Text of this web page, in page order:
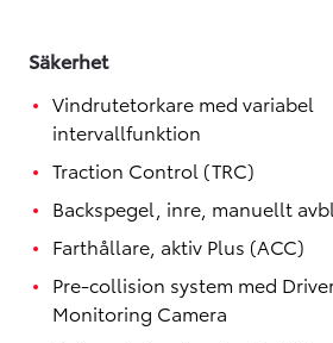
Säkerhet
Vindrutetorkare med variabel
intervallfunktion
Traction Control (TRC)
Backspegel, inre, manuellt
Farthållare, aktiv Plus (ACC)
Pre-collision system med
Monitoring Camera